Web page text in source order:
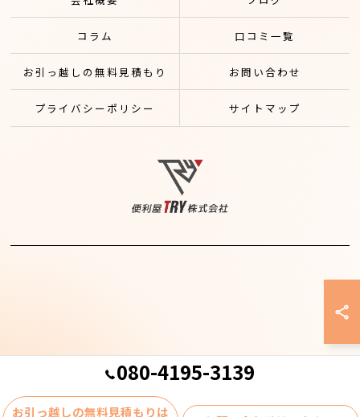
080-4195-3139
お引っ越しの無料見積もりは
コラム 口コミ一覧
お引っ越しの無料見積もり お問い合わせ
プライバシーポリシー サイトマップ
© 2026 千葉県柏市の不用品回収なら便利屋TRY株式会社 ALL RIGHTS
RESERVED.